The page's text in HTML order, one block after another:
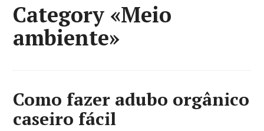
Category «Meio
ambiente»
Como fazer adubo orgânico
caseiro fácil